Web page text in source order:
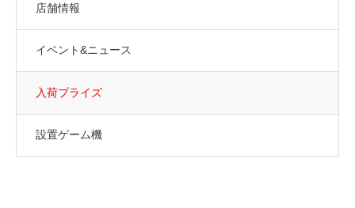
店舗情報
イベント&ニュース
入荷プライズ
設置ゲーム機